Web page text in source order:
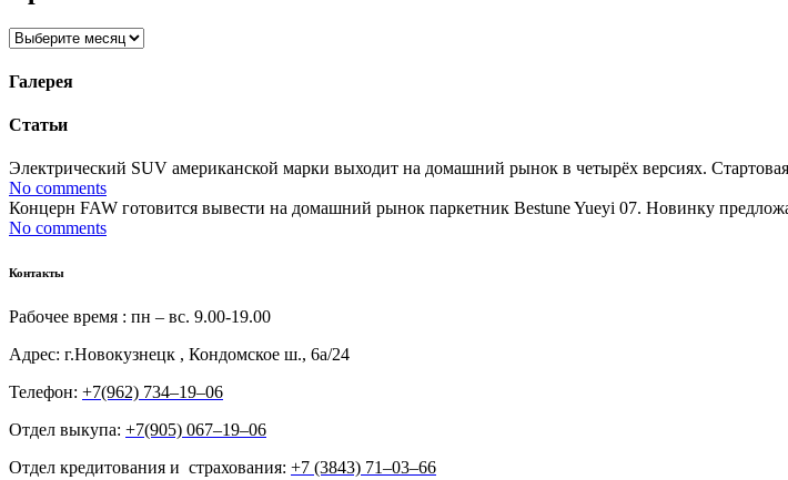
Архивы
Галерея
Статьи
Электрический SUV американской марки выходит на домашний рынок в четырёх версиях.
No comments
Концерн FAW готовится вывести на домашний рынок паркетник Bestune Yueyi 07. Новинку
No comments
Контакты
Рабочее время : пн – вс. 9.00-19.00
Адрес: г.Новокузнецк , Кондомское ш., 6а/24
Телефон: +7(962) 734‒19‒06
Отдел выкупа: +7(905) 067‒19‒06
Отдел кредитования и страхования: +7 (3843) 71‒03‒66